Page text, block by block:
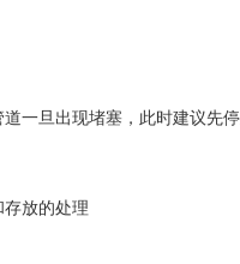
道一旦出现堵塞，此时建议先
放的处理